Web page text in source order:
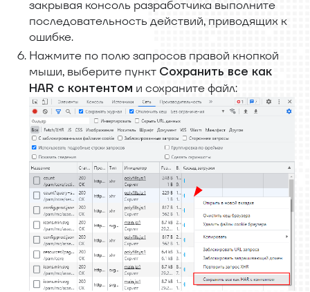
закрывая консоль разработчика выполните
последовательность действий, приводящих к
ошибке.
Нажмите по полю запросов правой кнопкой
мыши, выберите пункт Сохранить все как
HAR с контентом и сохраните файл: